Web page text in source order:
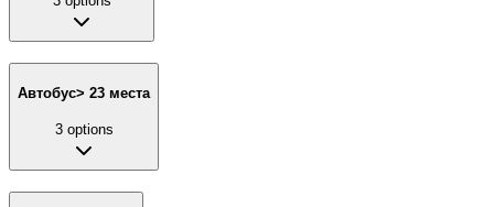
Автобус> 23 места
3 options